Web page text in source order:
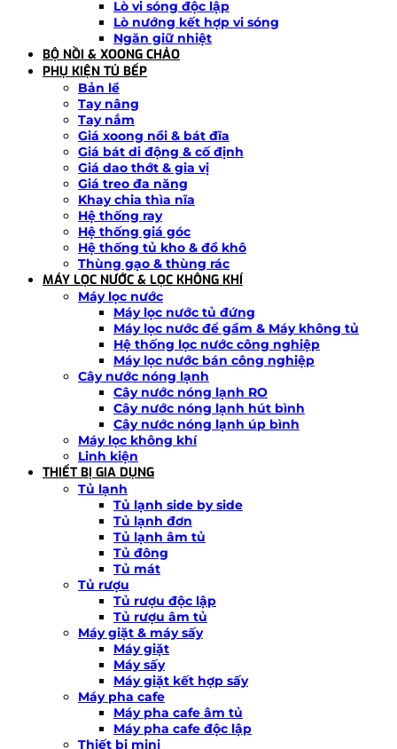
Lò vi sóng độc lập
Lò nướng kết hợp vi sóng
Ngăn giữ nhiệt
BỘ NỒI & XOONG CHẢO
PHỤ KIỆN TỦ BẾP
Bản lề
Tay nâng
Tay nắm
Giá xoong nồi & bát đĩa
Giá bát di động & cố định
Giá dao thớt & gia vị
Giá treo đa năng
Khay chia thìa nĩa
Hệ thống ray
Hệ thống giá góc
Hệ thống tủ kho & đồ khô
Thùng gạo & thùng rác
MÁY LỌC NƯỚC & LỌC KHÔNG KHÍ
Máy lọc nước
Máy lọc nước tủ đứng
Máy lọc nước để gầm & Máy không tủ
Hệ thống lọc nước công nghiệp
Máy lọc nước bán công nghiệp
Cây nước nóng lạnh
Cây nước nóng lạnh RO
Cây nước nóng lạnh hút bình
Cây nước nóng lạnh úp bình
Máy lọc không khí
Linh kiện
THIẾT BỊ GIA DỤNG
Tủ lạnh
Tủ lạnh side by side
Tủ lạnh đơn
Tủ lạnh âm tủ
Tủ đông
Tủ mát
Tủ rượu
Tủ rượu độc lập
Tủ rượu âm tủ
Máy giặt & máy sấy
Máy giặt
Máy sấy
Máy giặt kết hợp sấy
Máy pha cafe
Máy pha cafe âm tủ
Máy pha cafe độc lập
Thiết bị mini